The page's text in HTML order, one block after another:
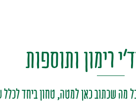
רימון ותוספות
מה שכתוב כאן למטה, טחון ביחד